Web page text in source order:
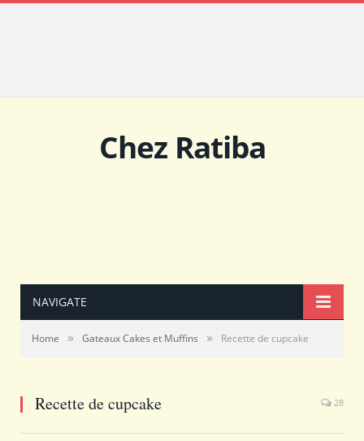
Chez Ratiba
NAVIGATE
Home » Gateaux Cakes et Muffins » Recette de cupcake
Recette de cupcake 28